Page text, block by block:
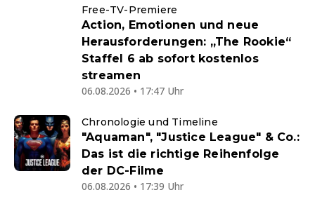
Free-TV-Premiere
Action, Emotionen und neue
Herausforderungen: „The Rookie“
Staffel 6 ab sofort kostenlos
streamen
06.08.2026 • 17:47 Uhr
Chronologie und Timeline
"Aquaman", "Justice League" & Co.:
Das ist die richtige Reihenfolge
der DC-Filme
06.08.2026 • 17:39 Uhr